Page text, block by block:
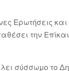
Ερωτήσεις
την
σύσσωμο το